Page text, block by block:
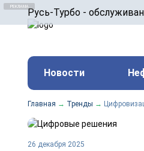
Русь-Турбо -
ООО «Русь-Турбо»
оборудования ТЭС,
и других предприятиях.
Реклама. ООО «Русь-
erid:Новости
Главная → Тренды →
26 декабря 2025